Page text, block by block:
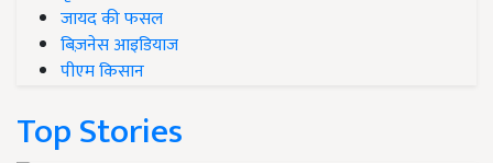
जायद की फसल
बिज़नेस आइडियाज
पीएम किसान
Top Stories